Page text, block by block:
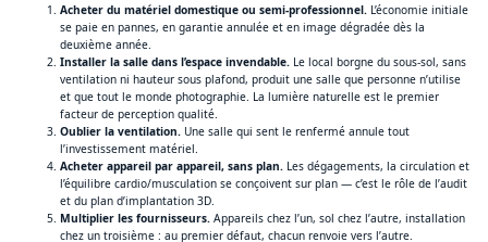
Acheter du matériel domestique ou semi-professionnel. L’économie initiale
se paie en pannes, en garantie annulée et en image dégradée dès la
deuxième année.
Installer la salle dans l’espace invendable. Le local borgne du sous-sol, sans
ventilation ni hauteur sous plafond, produit une salle que personne n’utilise
et que tout le monde photographie. La lumière naturelle est le premier
facteur de perception qualité.
Oublier la ventilation. Une salle qui sent le renfermé annule tout
l’investissement matériel.
Acheter appareil par appareil, sans plan. Les dégagements, la circulation et
l’équilibre cardio/musculation se conçoivent sur plan — c’est le rôle de l’audit
et du plan d’implantation 3D.
Multiplier les fournisseurs. Appareils chez l’un, sol chez l’autre, installation
chez un troisième : au premier défaut, chacun renvoie vers l’autre.